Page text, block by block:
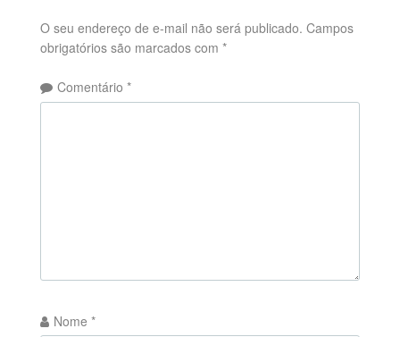
O seu endereço de e-mail não será publicado. Campos
obrigatórios são marcados com *
Comentário *
Nome *